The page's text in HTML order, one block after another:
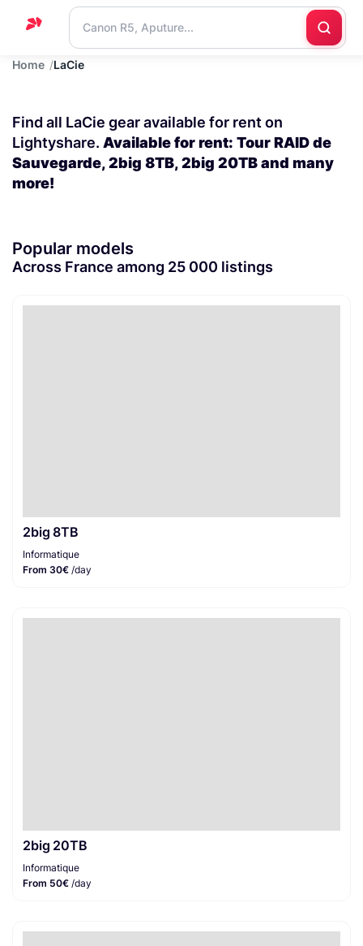
Home
Blog
Contact
us
Home LaCie
Find all LaCie gear available for rent on
Lightyshare. Available for rent: Tour RAID de
Sauvegarde, 2big 8TB, 2big 20TB and many
more!
Popular models
Across France among 25 000 listings
2big 8TB
Informatique
From 30€ /day
2big 20TB
Informatique
From 50€ /day